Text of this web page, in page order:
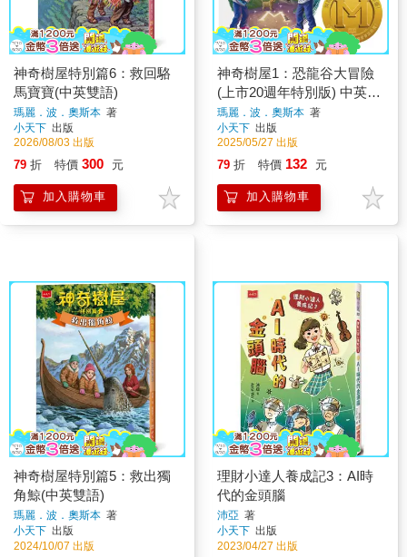
神奇樹屋特別篇6：救回駱
馬寶寶(中英雙語)
瑪麗．波．奧斯本 著
小天下 出版
2026/08/03 出版
79 折 特價 300 元
加入購物車
神奇樹屋1：恐龍谷大冒險
(上市20週年特別版) 中英雙
語
瑪麗．波．奧斯本 著
小天下 出版
2025/05/27 出版
79 折 特價 132 元
加入購物車
神奇樹屋特別篇5：救出獨
角鯨(中英雙語)
瑪麗．波．奧斯本 著
小天下 出版
2024/10/07 出版
理財小達人養成記3：AI時
代的金頭腦
沛亞 著
小天下 出版
2023/04/27 出版